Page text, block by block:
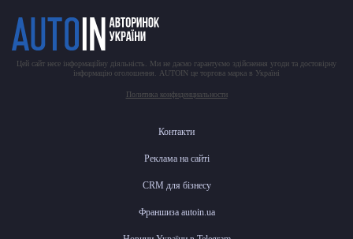
Цей сайт несе інформаційну діяльність. Ми не даємо гарантуємо здійснення угоди та достовірну
інформацію оголошення. AUTOIN це торгова марка в Україні
Политика конфиденциальности
Контакти
Реклама на сайті
CRM для бізнесу
Франшиза autoin.ua